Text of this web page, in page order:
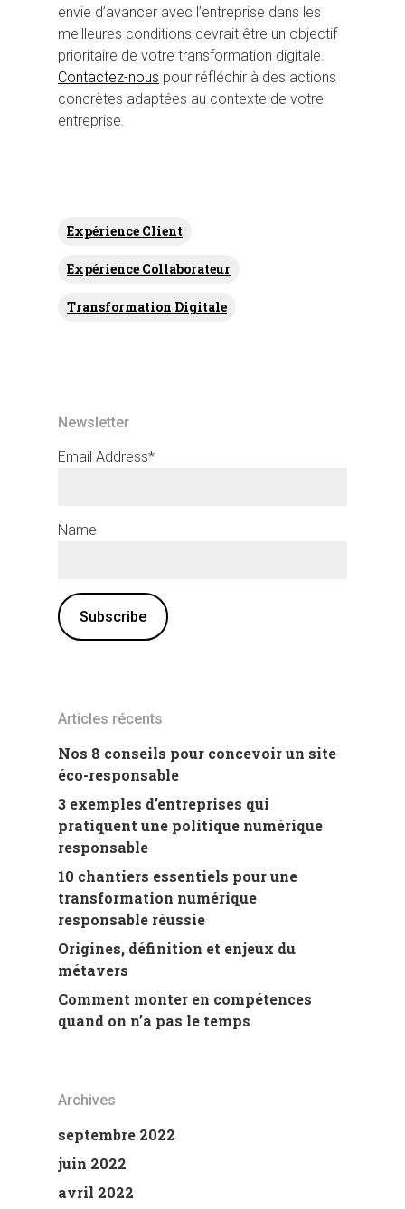
envie d’avancer avec l’entreprise dans les
meilleures conditions devrait être un objectif
prioritaire de votre transformation digitale.
Contactez-nous pour réfléchir à des actions
concrètes adaptées au contexte de votre
entreprise.
Expérience Client
Expérience Collaborateur
Transformation Digitale
Newsletter
Email Address*
Name
Articles récents
Nos 8 conseils pour concevoir un site
éco-responsable
3 exemples d’entreprises qui
pratiquent une politique numérique
responsable
10 chantiers essentiels pour une
transformation numérique
responsable réussie
Origines, définition et enjeux du
métavers
Comment monter en compétences
quand on n’a pas le temps
Archives
septembre 2022
juin 2022
avril 2022